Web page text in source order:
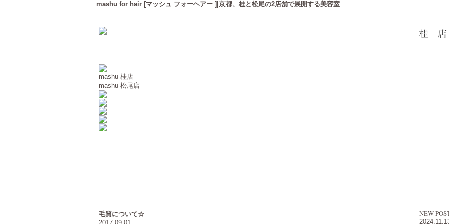
mashu for hair [マッシュ フォーヘアー ]|京都、桂と松尾の2店舗で展開する美容室
mashu 桂店
mashu 松尾店
毛質について☆ NEW